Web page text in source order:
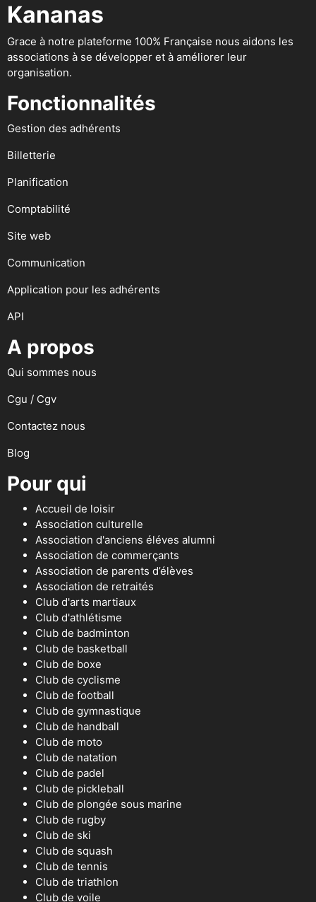
Kananas
Grace à notre plateforme 100% Française nous aidons les
associations à se développer et à améliorer leur
organisation.
Fonctionnalités
Gestion des adhérents
Billetterie
Planification
Comptabilité
Site web
Communication
Application pour les adhérents
API
A propos
Qui sommes nous
Cgu / Cgv
Contactez nous
Blog
Pour qui
Accueil de loisir
Association culturelle
Association d'anciens éléves alumni
Association de commerçants
Association de parents d’élèves
Association de retraités
Club d'arts martiaux
Club d'athlétisme
Club de badminton
Club de basketball
Club de boxe
Club de cyclisme
Club de football
Club de gymnastique
Club de handball
Club de moto
Club de natation
Club de padel
Club de pickleball
Club de plongée sous marine
Club de rugby
Club de ski
Club de squash
Club de tennis
Club de triathlon
Club de voile